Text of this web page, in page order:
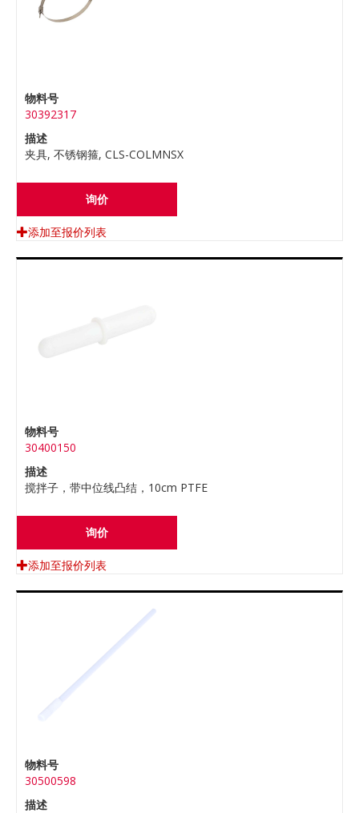
物料号
30392317
描述
夹具, 不锈钢箍, CLS-COLMNSX
询价
添加至报价列表
物料号
30400150
描述
搅拌子，带中位线凸结，10cm PTFE
询价
添加至报价列表
物料号
30500598
描述